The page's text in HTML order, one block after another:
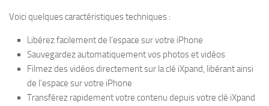
Voici quelques caractéristiques techniques :
Libérez facilement de l’espace sur votre iPhone
Sauvegardez automatiquement vos photos et vidéos
Filmez des vidéos directement sur la clé iXpand, libérant ainsi
de l’espace sur votre iPhone
Transférez rapidement votre contenu depuis votre clé iXpand